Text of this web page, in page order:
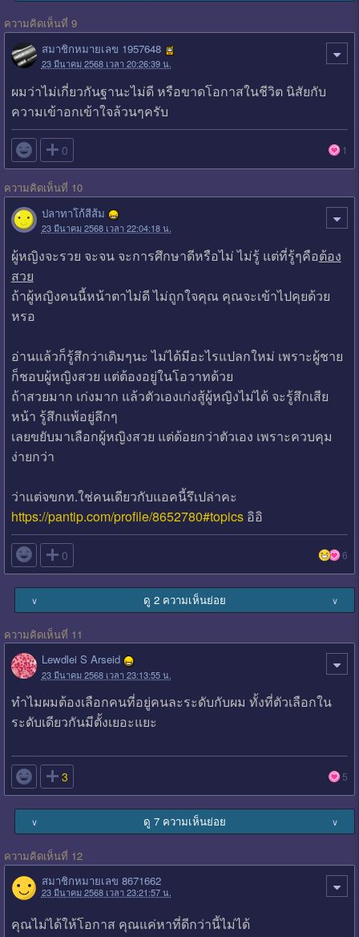
ความคิดเห็นที่ 9
สมาชิกหมายเลข 1957648
23 มีนาคม 2568 เวลา 20:26:39 น.
ผมว่าไม่เกี่ยวกันฐานะไม่ดี หรือขาดโอกาสในชีวิต นิสัยกับ
ความเข้าอกเข้าใจล้วนๆครับ
 0 1
ความคิดเห็นที่ 10
ปลาทาโก้สีส้ม
23 มีนาคม 2568 เวลา 22:04:18 น.
ผู้หญิงจะรวย จะจน จะการศึกษาดีหรือไม่ ไม่รู้ แต่ที่รู้ๆคือต้อง
สวย
ถ้าผู้หญิงคนนี้หน้าตาไม่ดี ไม่ถูกใจคุณ คุณจะเข้าไปคุยด้วย
หรอ
อ่านแล้วก็รู้สึกว่าเดิมๆนะ ไม่ได้มีอะไรแปลกใหม่ เพราะผู้ชาย
ก็ชอบผู้หญิงสวย แต่ต้องอยู่ในโอวาทด้วย
ถ้าสวยมาก เก่งมาก แล้วตัวเองเก่งสู้ผู้หญิงไม่ได้ จะรู้สึกเสีย
หน้า รู้สึกแพ้อยู่ลึกๆ
เลยขยับมาเลือกผู้หญิงสวย แต่ด้อยกว่าตัวเอง เพราะควบคุม
ง่ายกว่า
ว่าแต่จขกท.ใช่คนเดียวกับแอคนี้รึเปล่าคะ
https://pantip.com/profile/8652780#topicsอิอิ
 0 6
∨ ดู 2 ความเห็นย่อย ∨
ความคิดเห็นที่ 11
Lewdlei S Arseid
23 มีนาคม 2568 เวลา 23:13:55 น.
ทำไมผมต้องเลือกคนที่อยู่คนละระดับกับผม ทั้งที่ตัวเลือกใน
ระดับเดียวกันมีตั้งเยอะแยะ
 3 5
∨ ดู 7 ความเห็นย่อย ∨
ความคิดเห็นที่ 12
สมาชิกหมายเลข 8671662
23 มีนาคม 2568 เวลา 23:21:57 น.
คุณไม่ได้ให้โอกาส คุณแค่หาที่ดีกว่านี้ไม่ได้